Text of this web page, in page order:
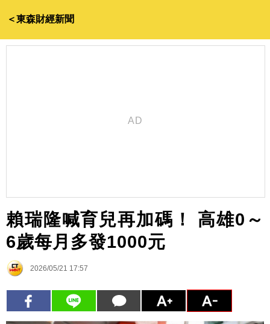
＜東森財經新聞
賴瑞隆喊育兒再加碼！ 高雄0～
6歲每月多發1000元
2026/05/21 17:57